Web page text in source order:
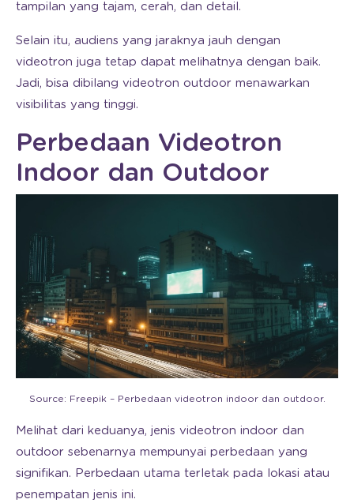
tampilan yang tajam, cerah, dan detail.
Selain itu, audiens yang jaraknya jauh dengan
videotron juga tetap dapat melihatnya dengan baik.
Jadi, bisa dibilang videotron outdoor menawarkan
visibilitas yang tinggi.
Perbedaan Videotron
Indoor dan Outdoor
Source: Freepik – Perbedaan videotron indoor dan outdoor.
Melihat dari keduanya, jenis videotron indoor dan
outdoor sebenarnya mempunyai perbedaan yang
signifikan. Perbedaan utama terletak pada lokasi atau
penempatan jenis ini.